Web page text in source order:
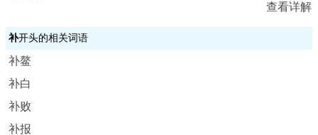
查看详解
补开头的相关词语
补鳌
补白
补败
补报